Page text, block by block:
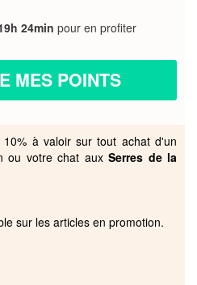
24min pour en profiter
MES POINTS
à valoir sur tout achat d'un
ou votre chat aux Serres de la
sur les articles en promotion.